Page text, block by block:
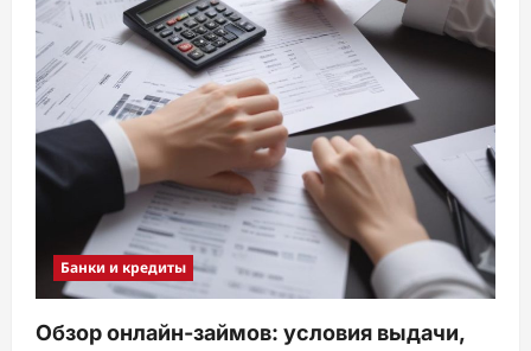
Банки и кредиты
Обзор онлайн-займов: условия выдачи,